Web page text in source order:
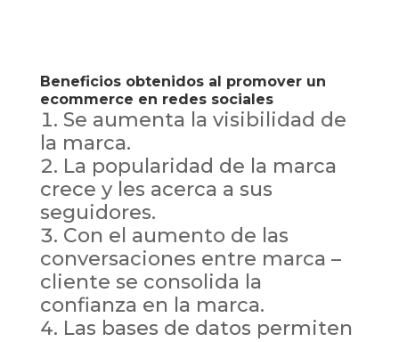
Beneficios obtenidos al promover un
ecommerce en redes sociales
Se aumenta la visibilidad de
la marca.
La popularidad de la marca
crece y les acerca a sus
seguidores.
Con el aumento de las
conversaciones entre marca –
cliente se consolida la
confianza en la marca.
Las bases de datos permiten